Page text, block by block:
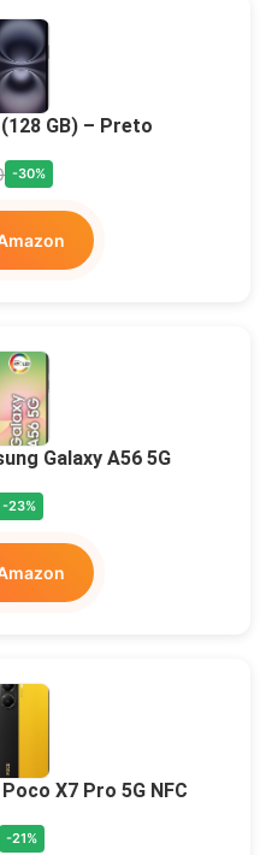
GB) – Preto
-30%
Galaxy A56 5G
-23%
X7 Pro 5G NFC
-21%